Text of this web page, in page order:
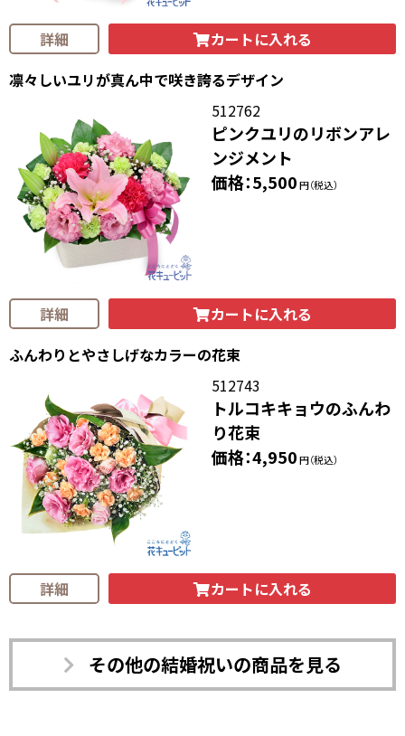
詳細
カートに入れる
凛々しいユリが真ん中で咲き誇るデザイン
512762
ピンクユリのリボンアレ
ンジメント
価格：5,500円（税込）
詳細
カートに入れる
ふんわりとやさしげなカラーの花束
512743
トルコキキョウのふんわ
り花束
価格：4,950円（税込）
詳細 カートに入れる
その他の結婚祝いの商品を見る